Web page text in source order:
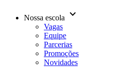
Nossa escola keyboard_arrow_down
Vagas
Equipe
Parcerias
Promoções
Novidades